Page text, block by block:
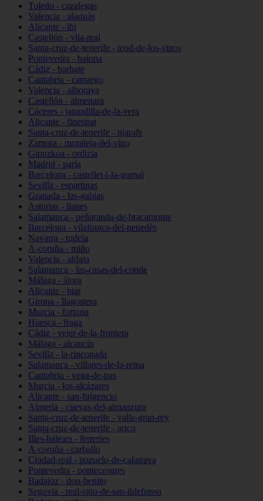
Toledo - cazalegas
Valencia - alaquàs
Alicante - ibi
Castellón - vila-real
Santa-cruz-de-tenerife - icod-de-los-vinos
Pontevedra - baiona
Cádiz - barbate
Cantabria - camargo
Valencia - alboraya
Castellón - almenara
Cáceres - jarandilla-de-la-vera
Alicante - finestrat
Santa-cruz-de-tenerife - tijarafe
Zamora - moraleja-del-vino
Gipuzkoa - ordizia
Madrid - parla
Barcelona - castellet-i-la-gornal
Sevilla - espartinas
Granada - las-gabias
Asturias - llanes
Salamanca - peñaranda-de-bracamonte
Barcelona - vilafranca-del-penedès
Navarra - tudela
A-coruña - miño
Valencia - aldaia
Salamanca - las-casas-del-conde
Málaga - álora
Alicante - biar
Girona - llagostera
Murcia - fortuna
Huesca - fraga
Cádiz - vejer-de-la-frontera
Málaga - alcaucín
Sevilla - la-rinconada
Salamanca - villares-de-la-reina
Cantabria - vega-de-pas
Murcia - los-alcázares
Alicante - san-fulgencio
Almería - cuevas-del-almanzora
Santa-cruz-de-tenerife - valle-gran-rey
Santa-cruz-de-tenerife - arico
Illes-balears - ferreries
A-coruña - carballo
Ciudad-real - pozuelo-de-calatrava
Pontevedra - pontecesures
Badajoz - don-benito
Segovia - real-sitio-de-san-ildefonso